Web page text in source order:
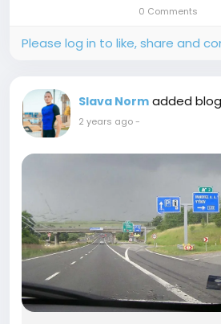
0 Comments
Please log in to like, share and
Slava Norm added blog
2 years ago-